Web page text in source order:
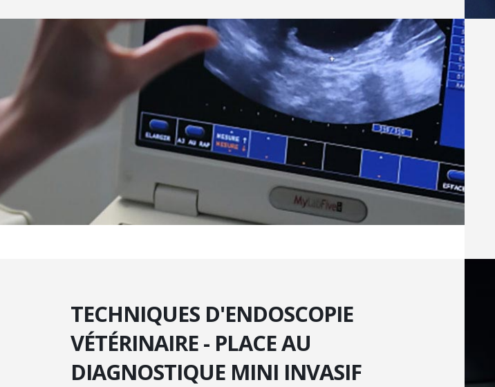
TECHNIQUES D'ENDOSCOPIE
VÉTÉRINAIRE - PLACE AU
DIAGNOSTIQUE MINI INVASIF